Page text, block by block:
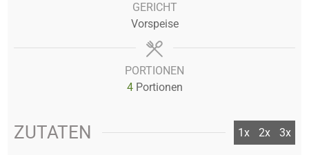
GERICHT
Vorspeise
PORTIONEN
4 Portionen
ZUTATEN 1x 2x 3x